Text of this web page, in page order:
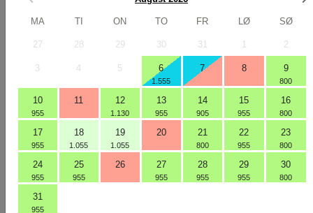
MA TI ON TO FR LØ SØ
27 28 29 30 31 2
3 4 5 6
1.555
7 8 9
800
10
955
11 12
1.130
13
955
14
905
15
955
16
800
17
955
18
1.055
19
1.055
20 21
800
22
955
23
800
24
955
25
955
26 27
955
28
955
29
955
30
800
31
955
BOOK VÆRELSE
OPHOLD MED HALVPENSION:
06-08-2026 - 07-08-2026
1 VÆRELSE -1VOKSEN
FRA DKK 1.625,00